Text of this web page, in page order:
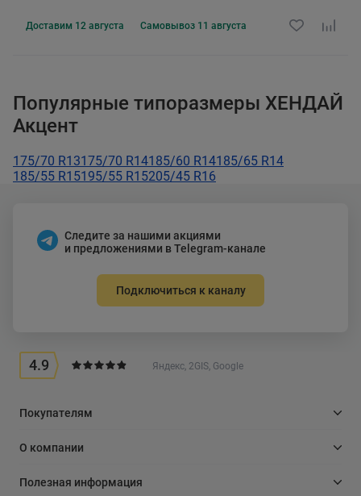
Доставим 12 августа Самовывоз 11 августа
Популярные типоразмеры ХЕНДАЙ
Акцент
175/70 R13175/70 R14185/60 R14185/65 R14
185/55 R15195/55 R15205/45 R16
Следите за нашими акциями
и предложениями в Telegram-канале
Подключиться к каналу
4.9 Яндекс, 2GIS, Google
Покупателям
О компании
Полезная информация